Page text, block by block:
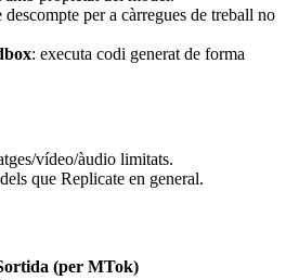
descompte per a càrregues de treball no
: executa codi generat de forma
vídeo/àudio limitats.
que Replicate en general.
(per MTok)